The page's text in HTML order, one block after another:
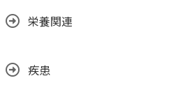
栄養関連
疾患